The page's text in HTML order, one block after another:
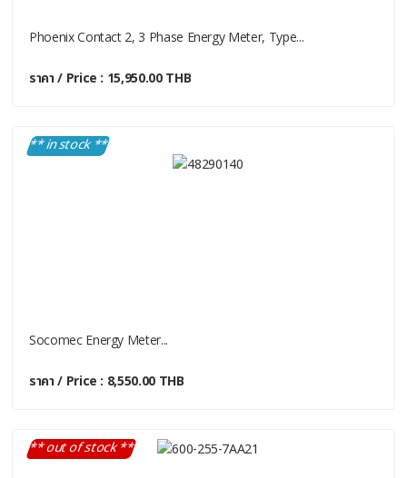
Phoenix Contact 2, 3 Phase Energy Meter, Type...
ราคา / Price : 15,950.00 THB
** in stock **
Socomec Energy Meter...
ราคา / Price : 8,550.00 THB
** out of stock **